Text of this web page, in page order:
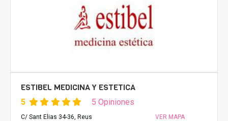
ESTIBEL MEDICINA Y ESTETICA
5 5 Opiniones
C/ Sant Elias 34-36, Reus VER MAPA